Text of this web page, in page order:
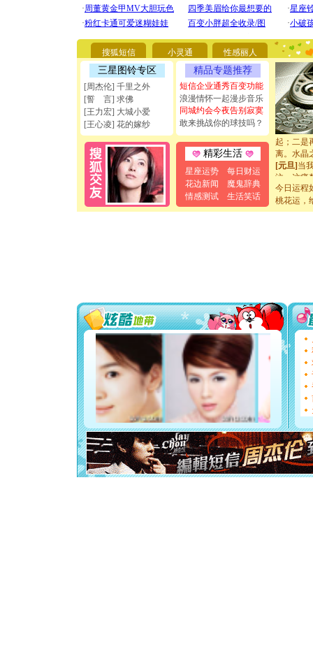
搜狐短信 小灵通 性感丽人
三星图铃专区
[周杰伦] 千里之外
[誓 言] 求佛
[王力宏] 大城小爱
[王心凌] 花的嫁纱
精品专题推荐
短信企业通秀百变功能
浪漫情怀一起漫步音乐
同城约会今夜告别寂寞
敢来挑战你的球技吗？
精彩生活
星座运势
每日财运
花边新闻
魔鬼辞典
情感测试
生活笑话
你太多
要平安
[圣诞节]
能正大光
天都要快
[圣诞节]
如意,快
[元旦]看
断电。爱
你是我专
[元旦]如
起；二是
离。水晶
[元旦] 当
泣，这痛
卖了。水
[春节]风
颜！冬去
[圣诞节]
能正大光
天都要快
[圣诞节]
如意,快
[元旦]
看
断电。
你是我
[元旦]
如
起；二
离。水
[元旦]当
泣，这痛
卖了。水
[春节]风
今日运程
桃花运，